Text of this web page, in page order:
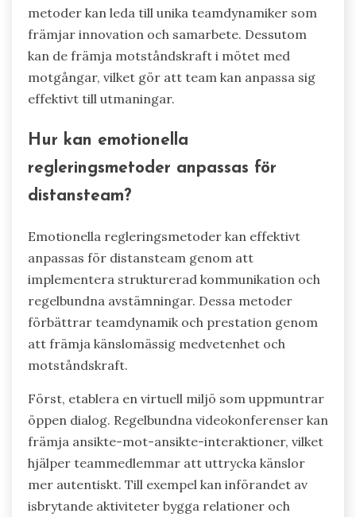
metoder kan leda till unika teamdynamiker som
främjar innovation och samarbete. Dessutom
kan de främja motståndskraft i mötet med
motgångar, vilket gör att team kan anpassa sig
effektivt till utmaningar.
Hur kan emotionella
regleringsmetoder anpassas för
distansteam?
Emotionella regleringsmetoder kan effektivt
anpassas för distansteam genom att
implementera strukturerad kommunikation och
regelbundna avstämningar. Dessa metoder
förbättrar teamdynamik och prestation genom
att främja känslomässig medvetenhet och
motståndskraft.
Först, etablera en virtuell miljö som uppmuntrar
öppen dialog. Regelbundna videokonferenser kan
främja ansikte-mot-ansikte-interaktioner, vilket
hjälper teammedlemmar att uttrycka känslor
mer autentiskt. Till exempel kan införandet av
isbrytande aktiviteter bygga relationer och